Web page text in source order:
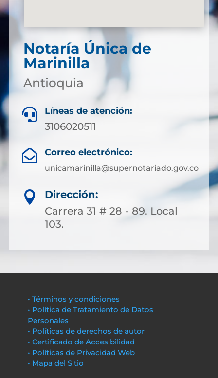
Notaría Única de
Marinilla
Antioquia
 Líneas de atención:
3106020511
 Correo electrónico:
unicamarinilla@supernotariado.gov.co

Dirección:
Carrera 31 # 28 - 89. Local
103.
• Términos y condiciones
• Política de Tratamiento de Datos
Personales
• Políticas de derechos de autor
• Certificado de Accesibilidad
• Políticas de Privacidad Web
• Mapa del Sitio